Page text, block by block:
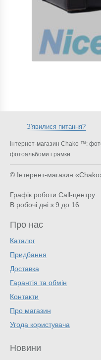
З'явилися питання?
Інтернет-магазин Chako ™:
фотоальбоми і рамки.
© Інтернет-магазин
Графік роботи Call-центру:
В робочі дні з 9 до 16
Про нас
Каталог
Придбання
Доставка
Гарантія та обмін
Контакти
Про магазин
Угода користувача
Новини